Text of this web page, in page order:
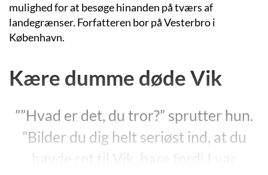
mulighed for at besøge hinanden på tværs af
landegrænser. Forfatteren bor på Vesterbro i
København.
Kære dumme døde Vik
””Hvad er det, du tror?” sprutter hun.
”Bilder du dig helt seriøst ind, at du
havde ret til Vik, bare fordi I var